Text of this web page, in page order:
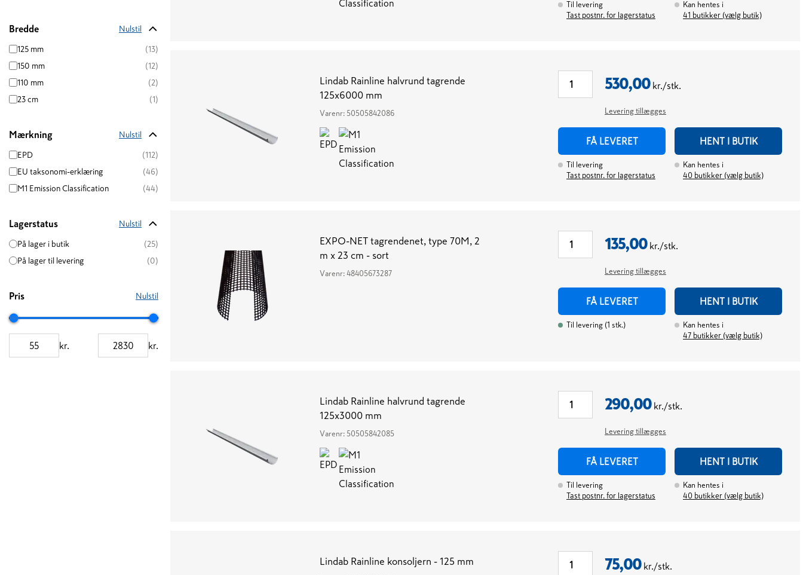
Bredde Nulstil
125 mm
(13)
150 mm
(12)
110 mm
(2)
23 cm
(1)
Mærkning Nulstil
EPD
(112)
EU taksonomi-erklæring
(46)
M1 Emission Classification
(44)
Lagerstatus Nulstil
På lager i butik
(25)
På lager til levering
(0)
Pris Nulstil
kr. kr.
Til levering
Tast postnr. for lagerstatus
Kan hentes i
41 butikker (vælg butik)
Lindab Rainline halvrund tagrende
125x6000 mm
Varenr: 50505842086
530,00 kr./stk.
Levering tillægges
FÅ LEVERET HENT I BUTIK
Til levering
Tast postnr. for lagerstatus
Kan hentes i
40 butikker (vælg butik)
EXPO-NET tagrendenet, type 70M, 2
m x 23 cm - sort
Varenr: 48405673287
135,00 kr./stk.
Levering tillægges
FÅ LEVERET HENT I BUTIK
Til levering (1 stk.)
Kan hentes i
47 butikker (vælg butik)
Lindab Rainline halvrund tagrende
125x3000 mm
Varenr: 50505842085
290,00 kr./stk.
Levering tillægges
FÅ LEVERET HENT I BUTIK
Til levering
Tast postnr. for lagerstatus
Kan hentes i
40 butikker (vælg butik)
Lindab Rainline konsoljern - 125 mm 75,00 kr./stk.